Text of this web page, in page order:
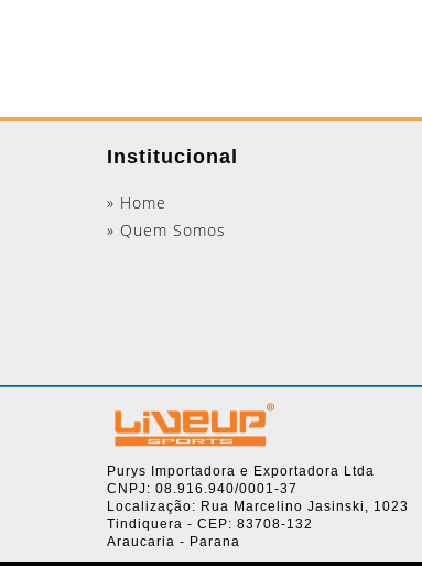
Institucional
» Home
» Quem Somos
Purys Importadora e Exportadora Ltda
CNPJ: 08.916.940/0001-37
Localização: Rua Marcelino Jasinski, 1023
Tindiquera - CEP: 83708-132
Araucaria - Parana